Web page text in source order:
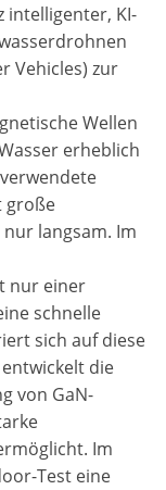
intelligenter, KI-
Vehicles) zur
Wellen
erheblich
große
langsam. Im
nur einer
schnelle
sich auf diese
die
von GaN-
Im
Test eine